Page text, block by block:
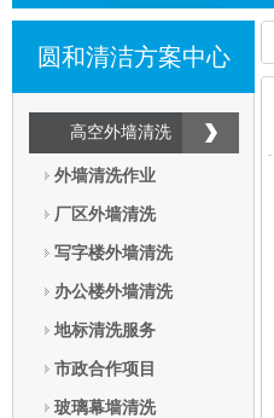
圆和清洁方案中心
高空外墙清洗
外墙清洗作业
厂区外墙清洗
写字楼外墙清洗
办公楼外墙清洗
地标清洗服务
市政合作项目
玻璃幕墙清洗